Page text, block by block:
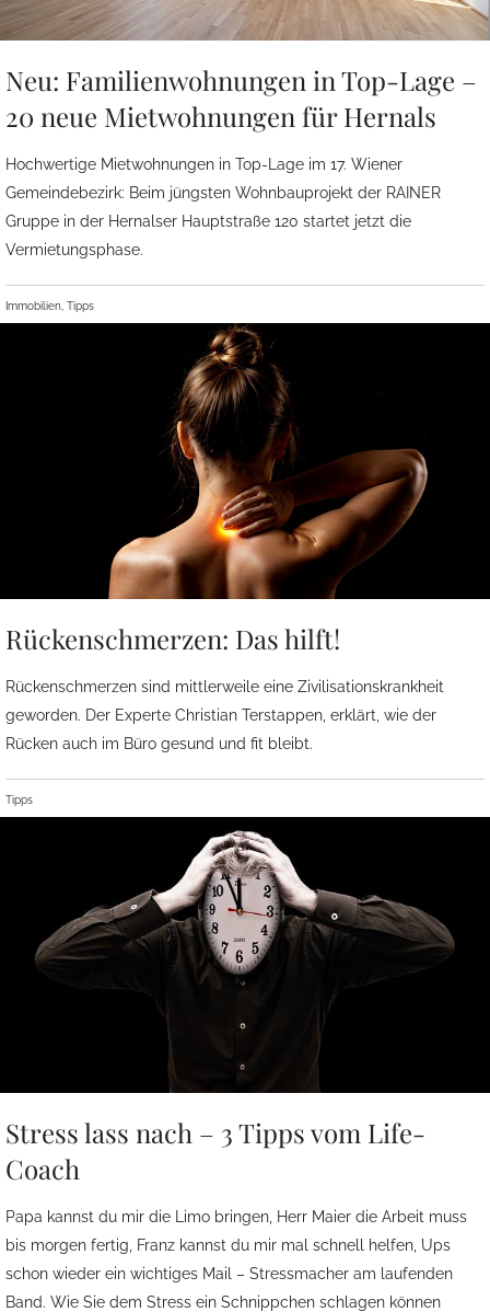
Neu: Familienwohnungen in Top-Lage –
20 neue Mietwohnungen für Hernals
Hochwertige Mietwohnungen in Top-Lage im 17. Wiener
Gemeindebezirk: Beim jüngsten Wohnbauprojekt der RAINER
Gruppe in der Hernalser Hauptstraße 120 startet jetzt die
Vermietungsphase.
Immobilien, Tipps
Rückenschmerzen: Das hilft!
Rückenschmerzen sind mittlerweile eine Zivilisationskrankheit
geworden. Der Experte Christian Terstappen, erklärt, wie der
Rücken auch im Büro gesund und fit bleibt.
Tipps
Stress lass nach – 3 Tipps vom Life-
Coach
Papa kannst du mir die Limo bringen, Herr Maier die Arbeit muss
bis morgen fertig, Franz kannst du mir mal schnell helfen, Ups
schon wieder ein wichtiges Mail – Stressmacher am laufenden
Band. Wie Sie dem Stress ein Schnippchen schlagen können